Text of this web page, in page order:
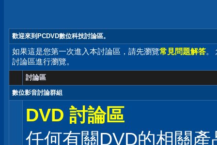
歡迎來到PCDVD數位科技討論區。
如果這是您第一次進入本討論區，請先瀏覽常見問題解答。
討論區進行瀏覽。
討論區
數位影音討論群組
DVD 討論區
任何有關DVD的相關